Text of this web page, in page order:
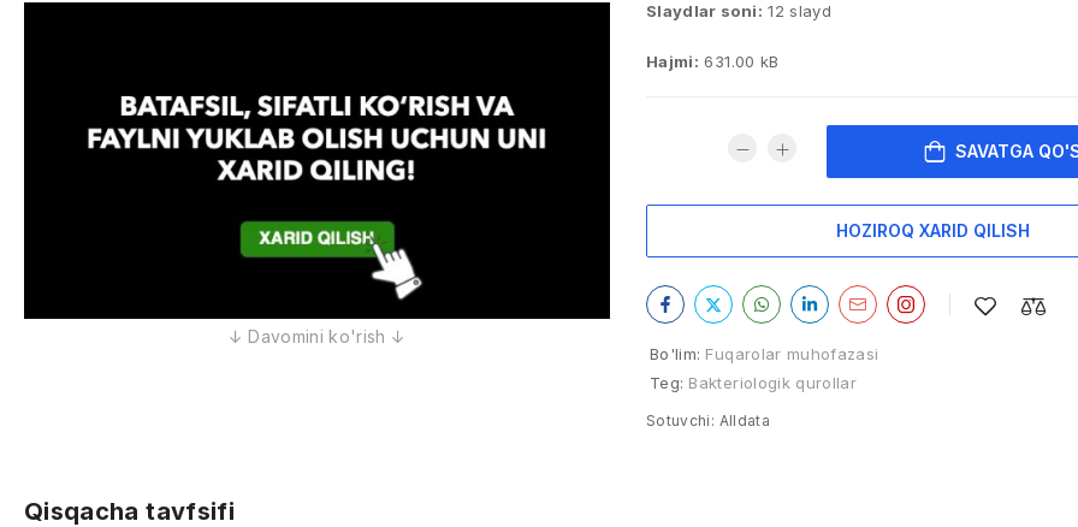
Slaydlar soni: 12 slayd
Hajmi: 631.00 kB
SAVATGA
HOZIROQ XARID QILISH
Bo'lim: Fuqarolar muhofazasi
Teg: Bakteriologik qurollar
Sotuvchi: Alldata
Qisqacha tavfsifi